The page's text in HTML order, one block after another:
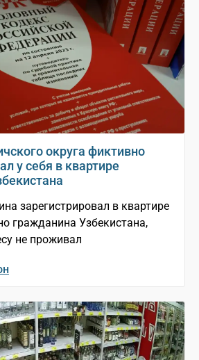
округа фиктивно
у себя в квартире
зарегистрировал в квартире
гражданина Узбекистана,
не проживал